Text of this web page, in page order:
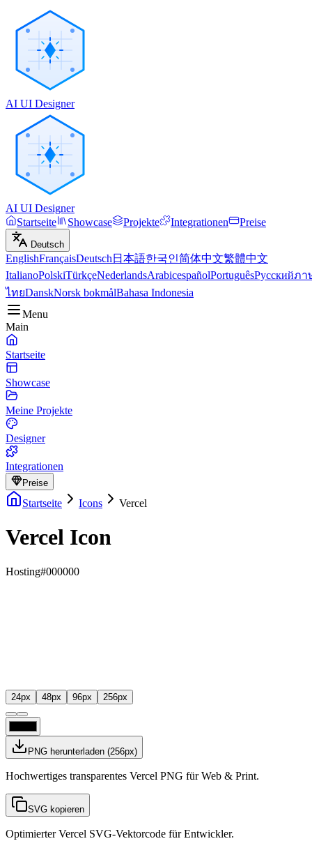
AI UI Designer
AI UI Designer
Startseite
Showcase Projekte Integrationen Preise
Deutsch
EnglishFrançaisDeutsch 日本語한국인简体中文繁體中文
ItalianoPolskiTürkçeNederlandsArabicespañolPortuguêsРусскийภา
ไทยDanskNorsk bokmålBahasa Indonesia
Menu
Main
Startseite
Showcase
Meine Projekte
Designer
Integrationen
Preise
Startseite Icons Vercel
Vercel Icon
Hosting#000000
24px 48px 96px 256px
PNG herunterladen (256px)
Hochwertiges transparentes Vercel PNG für Web & Print.
SVG kopieren
Optimierter Vercel SVG-Vektorcode für Entwickler.